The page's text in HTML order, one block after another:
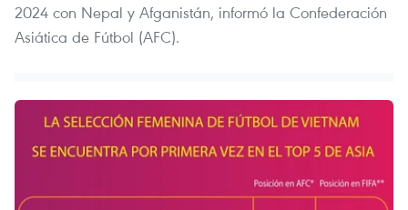
2024 con Nepal y Afganistán, informó la Confederación
Asiática de Fútbol (AFC).